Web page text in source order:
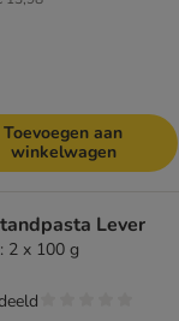
Toevoegen aan
winkelwagen
Lever
2 x 100 g